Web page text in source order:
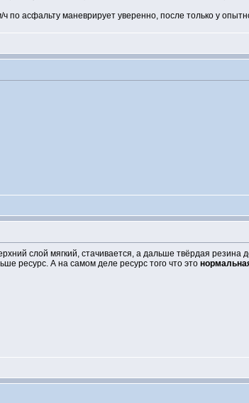
асфальту маневрирует уверенно, после только у
слой мягкий, стачивается, а дальше твёрдая резина
ресурс. А на самом деле ресурс того что это